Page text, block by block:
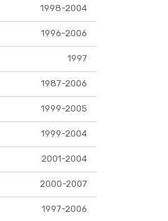
1998-2004
1996-2006
1997
1987-2006
1999-2005
1999-2004
2001-2004
2000-2007
1997-2006